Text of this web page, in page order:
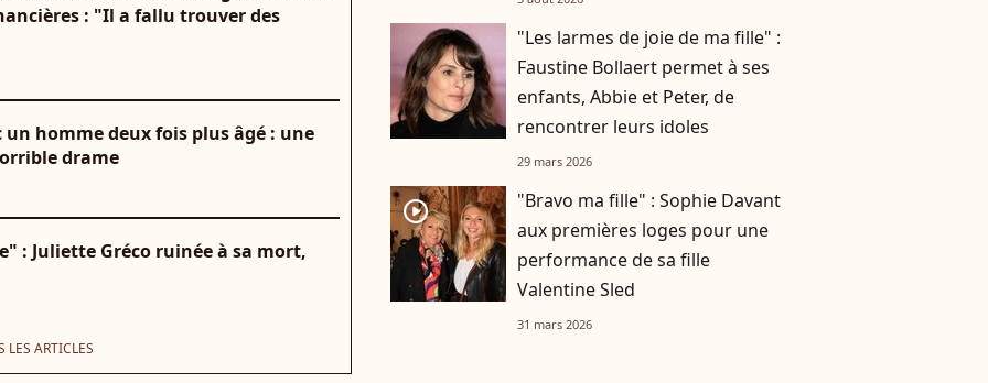
: "Il a fallu trouver des
homme deux fois plus âgé : une
drame
: Juliette Gréco ruinée à sa mort,
LES ARTICLES
"Les larmes de joie de ma fille" :
Faustine Bollaert permet à ses
enfants, Abbie et Peter, de
rencontrer leurs idoles
29 mars 2026
player2
"Bravo ma fille" : Sophie Davant
aux premières loges pour une
performance de sa fille
Valentine Sled
31 mars 2026